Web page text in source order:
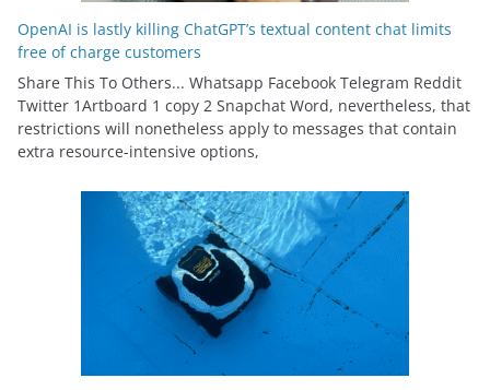
OpenAI is lastly killing ChatGPT’s textual content chat limits
free of charge customers
Share This To Others... Whatsapp Facebook Telegram Reddit
Twitter 1Artboard 1 copy 2 Snapchat Word, nevertheless, that
restrictions will nonetheless apply to messages that contain
extra resource-intensive options,